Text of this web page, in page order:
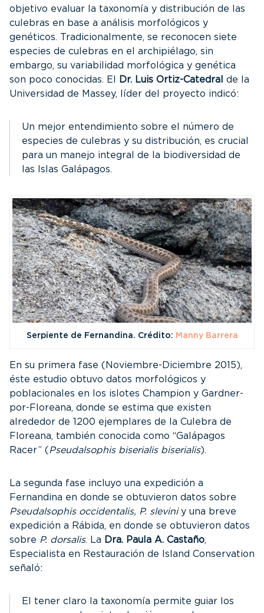
objetivo evaluar la taxonomía y distribución de las
culebras en base a análisis morfológicos y
genéticos. Tradicionalmente, se reconocen siete
especies de culebras en el archipiélago, sin
embargo, su variabilidad morfológica y genética
son poco conocidas. El
Dr. Luis Ortiz-Catedral
de la
Universidad de Massey, líder del proyecto indicó:
Un mejor entendimiento sobre el número de
especies de culebras y su distribución, es crucial
para un manejo integral de la biodiversidad de
las Islas Galápagos.
Serpiente de Fernandina. Crédito: Manny Barrera
En su primera fase (Noviembre-Diciembre 2015),
éste estudio obtuvo datos morfológicos y
poblacionales en los islotes Champion y Gardner-
por-Floreana, donde se estima que existen
alrededor de 1200 ejemplares de la Culebra de
Floreana, también conocida como “Galápagos
Racer” ( Pseudalsophis biserialis biserialis).
La segunda fase incluyo una expedición a
Fernandina en donde se obtuvieron datos sobre
Pseudalsophis occidentalis, P. sleviniy una breve
expedición a Rábida, en donde se obtuvieron datos
sobre P. dorsalis. La Dra. Paula A. Castaño,
Especialista en Restauración de Island Conservation
señaló:
El tener claro la taxonomía permite guiar los